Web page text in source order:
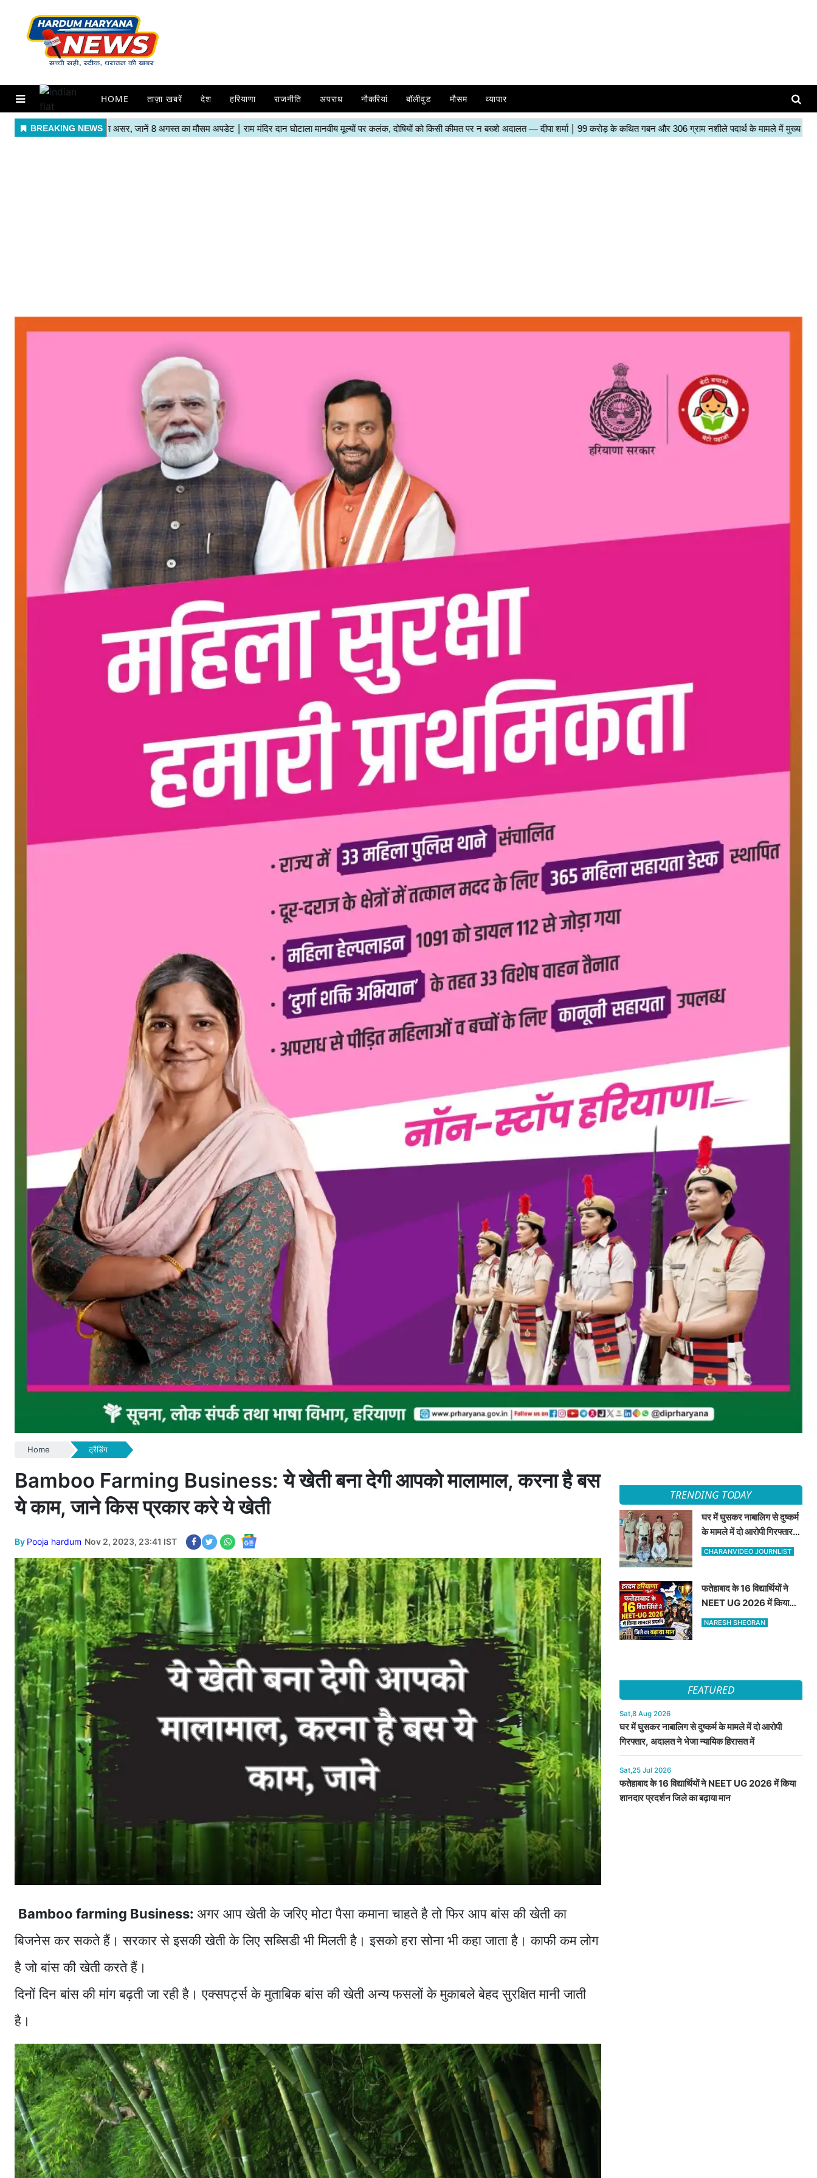
HOME ताज़ा खबरें देश हरियाणा राजनीति अपराध नौकरियां बॉलीवुड मौसम व्यापार
Home ट्रैडिंग
Bamboo Farming Business: ये खेती बना देगी आपको मालामाल, करना है बस
ये काम, जाने किस प्रकार करे ये खेती
By Pooja hardum Nov 2, 2023, 23:41 IST
Bamboo farming Business: अगर आप खेती के जरिए मोटा पैसा कमाना चाहते है तो फिर आप बांस की खेती का
बिजनेस कर सकते हैं। सरकार से इसकी खेती के लिए सब्सिडी भी मिलती है। इसको हरा सोना भी कहा जाता है। काफी कम लोग
है जो बांस की खेती करते हैं।
दिनों दिन बांस की मांग बढ़ती जा रही है। एक्सपर्ट्स के मुताबिक बांस की खेती अन्य फसलों के मुकाबले बेहद सुरक्षित मानी जाती
है।
TRENDING TODAY
घर में घुसकर नाबालिग से दुष्कर्म
के मामले में दो आरोपी गिरफ्तार,
अदालत ने भेजा न्यायिक हिरासत
CHARANVIDEO JOURNLIST
फतेहाबाद के 16 विद्यार्थियों ने
NEET UG 2026 में किया
शानदार प्रदर्शन जिले का बढ़ाया
NARESH SHEORAN
FEATURED
Sat,8 Aug 2026
घर में घुसकर नाबालिग से दुष्कर्म के मामले में दो आरोपी
गिरफ्तार, अदालत ने भेजा न्यायिक हिरासत में
Sat,25 Jul 2026
फतेहाबाद के 16 विद्यार्थियों ने NEET UG 2026 में किया
शानदार प्रदर्शन जिले का बढ़ाया मान